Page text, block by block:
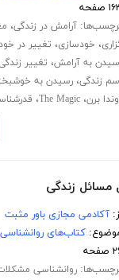
صفحه
آرامش در زندگی،
، خودسازی، تغییر در
به آرامش، تغییر
زندگی،رسیدن به
برن،The Magic،
مسائل زندگی
آکادمی مجازی باور مثبت
کتاب‌های روانشناسی
روانشناسی